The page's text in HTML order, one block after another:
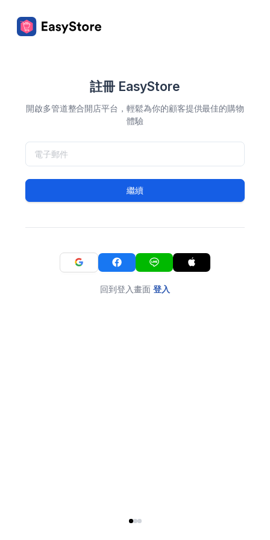
註冊 EasyStore
開啟多管道整合開店平台，輕鬆為你的顧客提供最佳的購物
體驗
繼續
回到登入畫面 登入